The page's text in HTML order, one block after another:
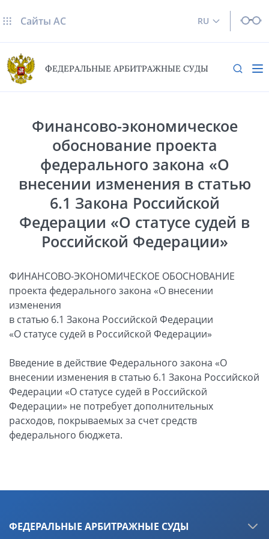
RU
Сайты AC
ФЕДЕРАЛЬНЫЕ АРБИТРАЖНЫЕ СУДЫ
Финансово-экономическое
обоснование проекта
федерального закона «О
внесении изменения в статью
6.1 Закона Российской
Федерации «О статусе судей в
Российской Федерации»
ФИНАНСОВО-ЭКОНОМИЧЕСКОЕ ОБОСНОВАНИЕ
проекта федерального закона «О внесении
изменения
в статью 6.1 Закона Российской Федерации
«О статусе судей в Российской Федерации»
Введение в действие Федерального закона «О
внесении изменения в статью 6.1 Закона Российской
Федерации «О статусе судей в Российской
Федерации» не потребует дополнительных
расходов, покрываемых за счет средств
федерального бюджета.
ФЕДЕРАЛЬНЫЕ АРБИТРАЖНЫЕ СУДЫ